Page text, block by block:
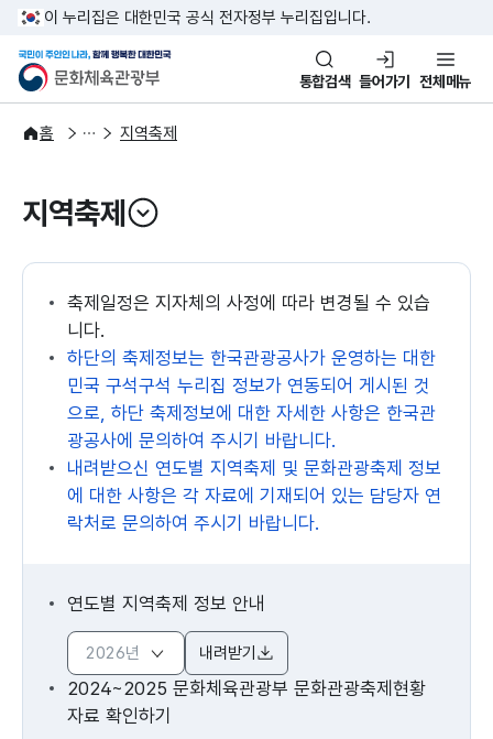
본문 바로가기
주메뉴 바로가기
이 누리집은 대한민국 공식 전자정부 누리집입니다.
문화체육관광부
국민이 주인인 나라, 함께 행복
통합검색 들어가기 전체메뉴
홈
문화광장 지역축제
지역축제
열기
축제일정은 지자체의 사정에 따라 변경될 수 있습
니다.
하단의 축제정보는 한국관광공사가 운영하는 대한
민국 구석구석 누리집 정보가 연동되어 게시된 것
으로, 하단 축제정보에 대한 자세한 사항은 한국관
광공사에 문의하여 주시기 바랍니다.
내려받으신 연도별 지역축제 및 문화관광축제 정보
에 대한 사항은 각 자료에 기재되어 있는 담당자 연
락처로 문의하여 주시기 바랍니다.
연도별 지역축제 정보 안내
내려받기
2024~2025 문화체육관광부 문화관광축제현황
자료 확인하기